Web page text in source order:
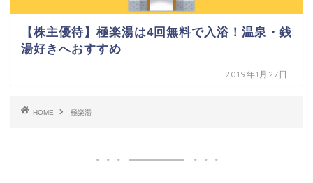
【株主優待】極楽湯は4回無料で入浴！温泉・銭
湯好きへおすすめ
2019年1月27日
HOME 極楽湯